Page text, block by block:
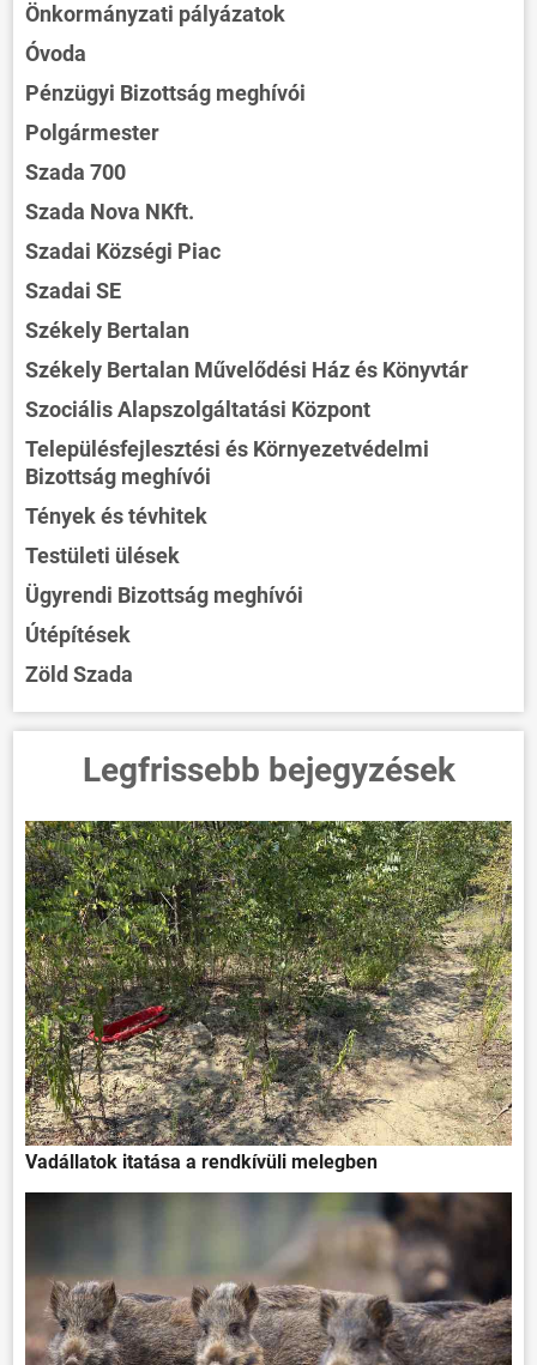
Önkormányzati pályázatok
Óvoda
Pénzügyi Bizottság meghívói
Polgármester
Szada 700
Szada Nova NKft.
Szadai Községi Piac
Szadai SE
Székely Bertalan
Székely Bertalan Művelődési Ház és Könyvtár
Szociális Alapszolgáltatási Központ
Településfejlesztési és Környezetvédelmi
Bizottság meghívói
Tények és tévhitek
Testületi ülések
Ügyrendi Bizottság meghívói
Útépítések
Zöld Szada
Legfrissebb bejegyzések
Vadállatok itatása a rendkívüli melegben